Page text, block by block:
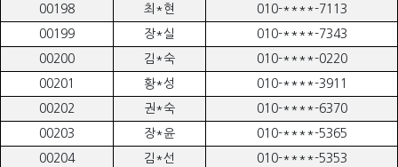
00198
최*현
010-****-7113
00199
장*실
010-****-7343
00200
김*숙
010-****-0220
00201
황*성
010-****-3911
00202
권*숙
010-****-6370
00203
장*윤
010-****-5365
00204
김*선
010-****-5353